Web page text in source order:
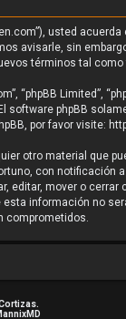
usted
avisarle, sin
términos tal
“phpBB Limited”,
software phpBB
por favor visite:
otro material que
con notificación
editar, mover o
información no
comprometidos.